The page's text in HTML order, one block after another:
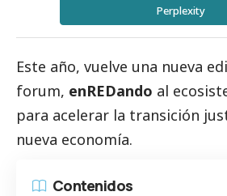
Perplexity
Este año, vuelve una nueva
forum, enREDando al
para acelerar la transición
nueva economía.
Contenidos